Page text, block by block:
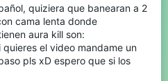
quiziera que banearan a 2
cama lenta donde
aura kill son:
el video mandame un
pls xD espero que si los